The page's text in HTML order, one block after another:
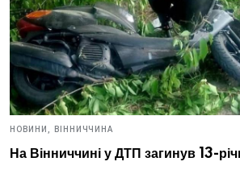
НОВИНИ, ВІННИЧЧИНА
На Вінниччині у ДТП загинув 13-